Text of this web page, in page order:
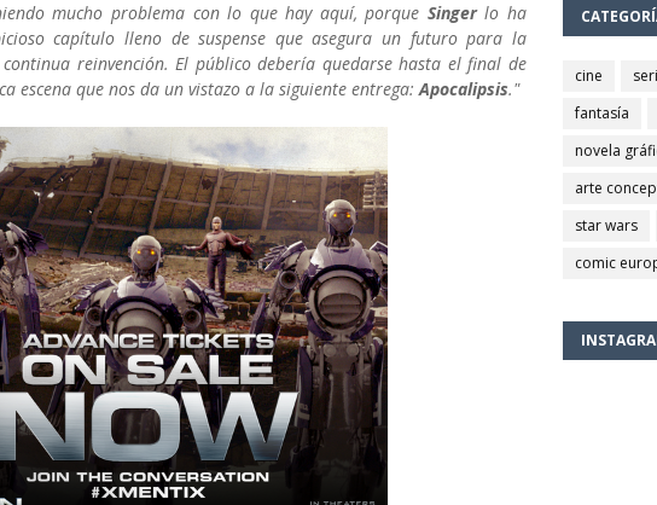
mucho problema con lo que hay aquí, porque Singerlo ha
capítulo lleno de suspense que asegura un futuro para la
reinvención. El público debería quedarse hasta el final de
escena que nos da un vistazo a la siguiente entrega:Apocalipsis."
cine
fantasía
novela
arte
star wars
comic